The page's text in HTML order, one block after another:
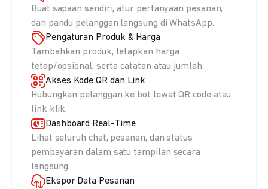
Buat sapaan sendiri, atur pertanyaan pesanan,
dan pandu pelanggan langsung di WhatsApp.
Pengaturan Produk & Harga
Tambahkan produk, tetapkan harga
tetap/opsional, serta catatan atau jumlah.
Akses Kode QR dan Link
Hubungkan pelanggan ke bot lewat QR code atau
link klik.
Dashboard Real-Time
Lihat seluruh chat, pesanan, dan status
pembayaran dalam satu tampilan secara
langsung.
Ekspor Data Pesanan